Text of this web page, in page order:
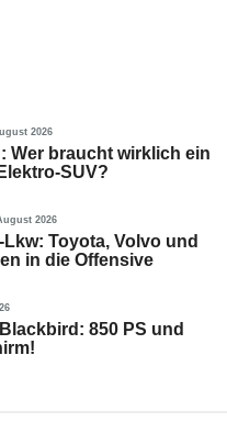
2026
Wer braucht wirklich ein
SUV?
2026
Toyota, Volvo und
in die Offensive
850 PS und